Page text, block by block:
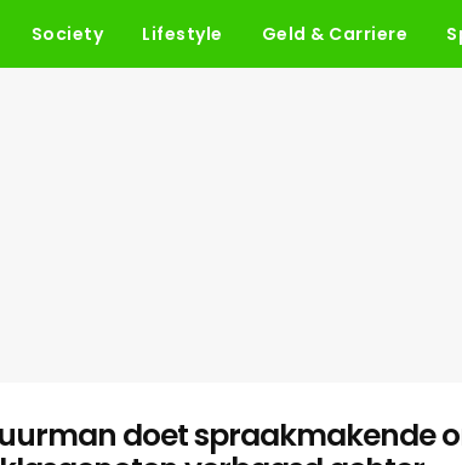
Society Lifestyle Geld & Carriere
doet spraakmakende